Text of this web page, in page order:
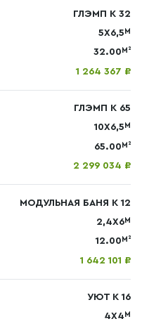
ГЛЭМП К 32
5Х6,5М
32.00М²
1 264 367 ₽
ГЛЭМП К 65
10Х6,5 М
65.00М²
2 299 034 ₽
МОДУЛЬНАЯ БАНЯ К 12
2,4Х6М
12.00М²
1 642 101 ₽
УЮТ К 16
4Х4 М